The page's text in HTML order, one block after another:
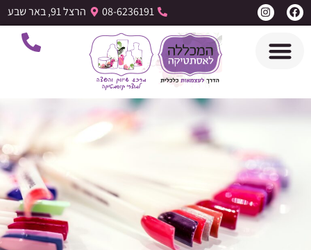
08-6236191 הרצל 91, באר שבע